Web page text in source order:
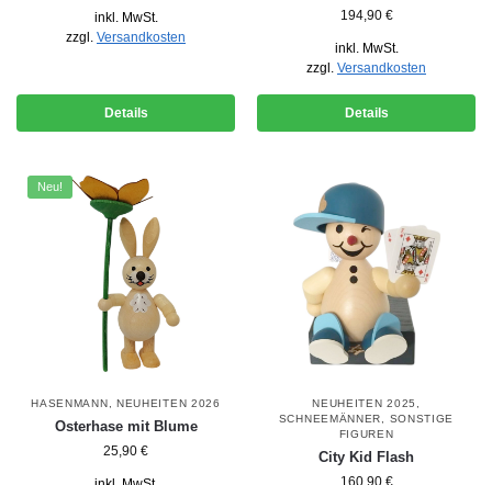
inkl. MwSt.
zzgl. Versandkosten
Details
194,90 €
inkl. MwSt.
zzgl. Versandkosten
Details
Neu!
HASENMANN NEUHEITEN 2026
Osterhase mit Blume
25,90 €
NEUHEITEN 2025
SCHNEEMÄNNER
SONSTIGE
FIGUREN
City Kid Flash
160,90 €